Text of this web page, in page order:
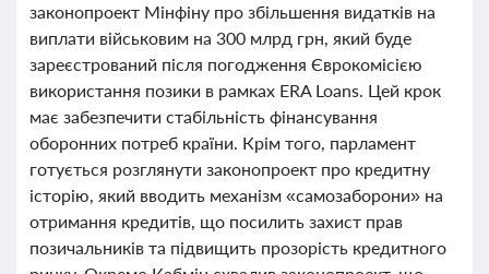
законопроект Мінфіну про збільшення видатків на
виплати військовим на 300 млрд грн, який буде
зареєстрований після погодження Єврокомісією
використання позики в рамках ERA Loans. Цей крок
має забезпечити стабільність фінансування
оборонних потреб країни. Крім того, парламент
готується розглянути законопроект про кредитну
історію, який вводить механізм «самозаборони» на
отримання кредитів, що посилить захист прав
позичальників та підвищить прозорість кредитного